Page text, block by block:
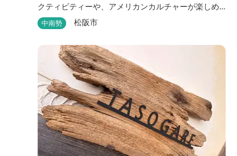
クティビティーや、アメリカンカルチャーが楽しめ
るイベント、櫛田川を眺めながら味わう本格的なア
光情報は、松阪観光インフォメーションサイト ワ
中南勢 松阪市